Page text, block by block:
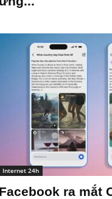
Internet 24h
Facebook ra mắt